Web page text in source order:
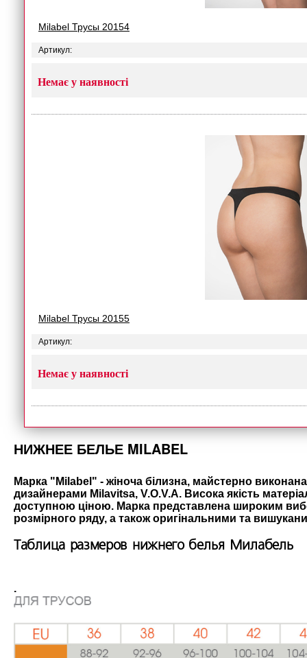
Milabel Трусы 20154
Артикул:
Немає у наявності
Milabel Трусы 20155
Артикул:
Немає у наявності
НИЖНЕЕ БЕЛЬЕ MILABEL
Марка "Milabel" - жіноча білизна, майстерно
дизайнерами Milavitsa, V.O.V.A. Висока якість
доступною ціною. Марка представлена широким
розмірного ряду, а також оригінальними та
Таблица размеров нижнего белья Милабель
.